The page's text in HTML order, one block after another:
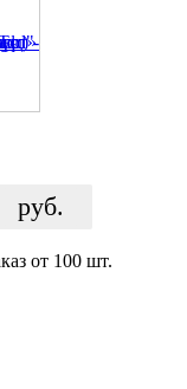
руб.
от 100 шт.